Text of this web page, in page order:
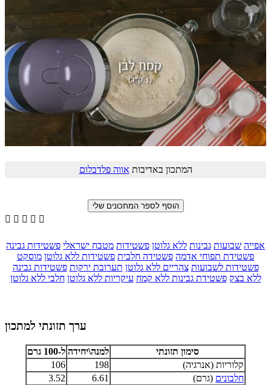
המתכון באדיבות אווה פלדבלום
    
אפייה שבועות גבינות ללא גלוטן פשטידות מטבח ישראלי פשטידות גבינה
פשטידת תפוחי אדמה פשטידה חלבית פשטידות ללא גלוטן מוסקט
פשטידות לשבועות צהריים ללא גלוטן תערובת ירקות פשטידות גבינה
ללא בצק פשטידת גבינות ללא קמח עיקריות ללא גלוטן חלבי ללא גלוטן
ערך תזונתי למתכון
סימון תזונתי למנה\יחידה ל-100 גרם
קלוריות (אנרגיה)
198
106
חלבונים (גרם) 6.61
3.52